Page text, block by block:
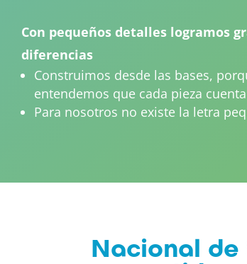
Con pequeños detalles logramos
diferencias
Construimos desde las bases,
entendemos que cada pieza
Para nosotros no existe la letra
Nacional de